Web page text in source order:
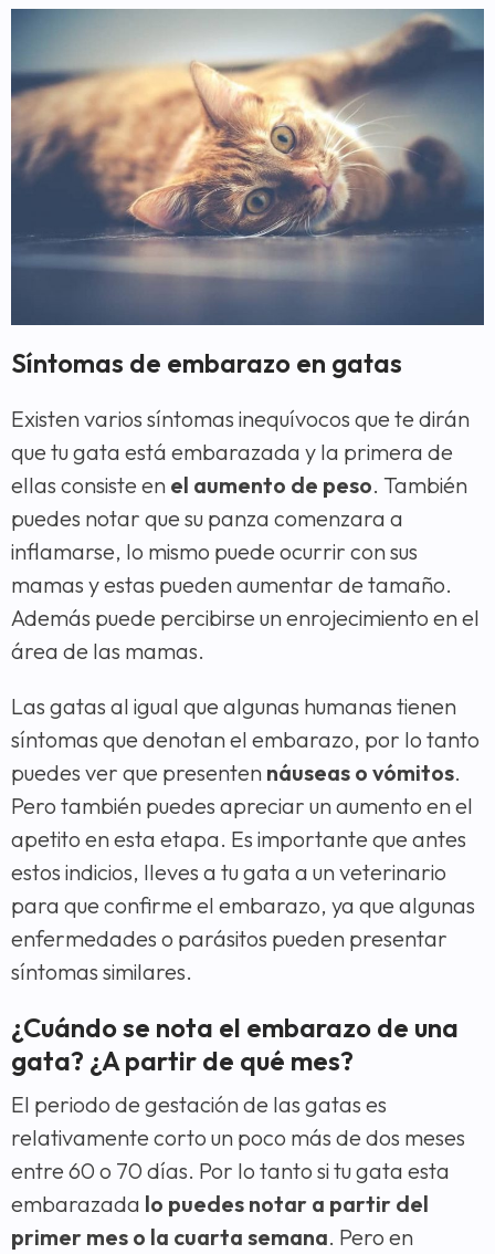
Síntomas de embarazo en gatas
Existen varios síntomas inequívocos que te dirán
que tu gata está embarazada y la primera de
ellas consiste en el aumento de peso. También
puedes notar que su panza comenzara a
inflamarse, lo mismo puede ocurrir con sus
mamas y estas pueden aumentar de tamaño.
Además puede percibirse un enrojecimiento en el
área de las mamas.
Las gatas al igual que algunas humanas tienen
síntomas que denotan el embarazo, por lo tanto
puedes ver que presenten náuseas o vómitos.
Pero también puedes apreciar un aumento en el
apetito en esta etapa. Es importante que antes
estos indicios, lleves a tu gata a un veterinario
para que confirme el embarazo, ya que algunas
enfermedades o parásitos pueden presentar
síntomas similares.
¿Cuándo se nota el embarazo de una
gata? ¿A partir de qué mes?
El periodo de gestación de las gatas es
relativamente corto un poco más de dos meses
entre 60 o 70 días. Por lo tanto si tu gata esta
embarazada lo puedes notar a partir del
primer mes o la cuarta semana. Pero en